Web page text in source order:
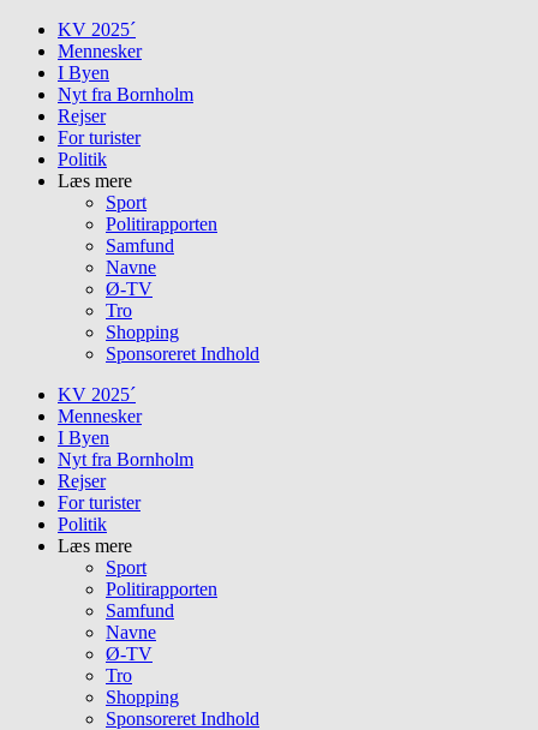
Skip
content
KV 2025´
Mennesker
I Byen
Nyt fra Bornholm
Rejser
For turister
Politik
Læs mere
Sport
Politirapporten
Samfund
Navne
Ø-TV
Tro
Shopping
Sponsoreret Indhold
KV 2025´
Mennesker
I Byen
Nyt fra Bornholm
Rejser
For turister
Politik
Læs mere
Sport
Politirapporten
Samfund
Navne
Ø-TV
Tro
Shopping
Sponsoreret Indhold